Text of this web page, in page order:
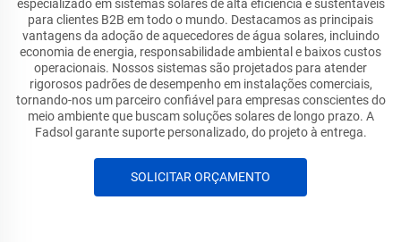
especializado em sistemas solares de alta eficiência e sustentáveis
para clientes B2B em todo o mundo. Destacamos as principais
vantagens da adoção de aquecedores de água solares, incluindo
economia de energia, responsabilidade ambiental e baixos custos
operacionais. Nossos sistemas são projetados para atender
rigorosos padrões de desempenho em instalações comerciais,
tornando-nos um parceiro confiável para empresas conscientes do
meio ambiente que buscam soluções solares de longo prazo. A
Fadsol garante suporte personalizado, do projeto à entrega.
SOLICITAR ORÇAMENTO